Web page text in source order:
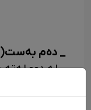
_ دەم
_ له دوو